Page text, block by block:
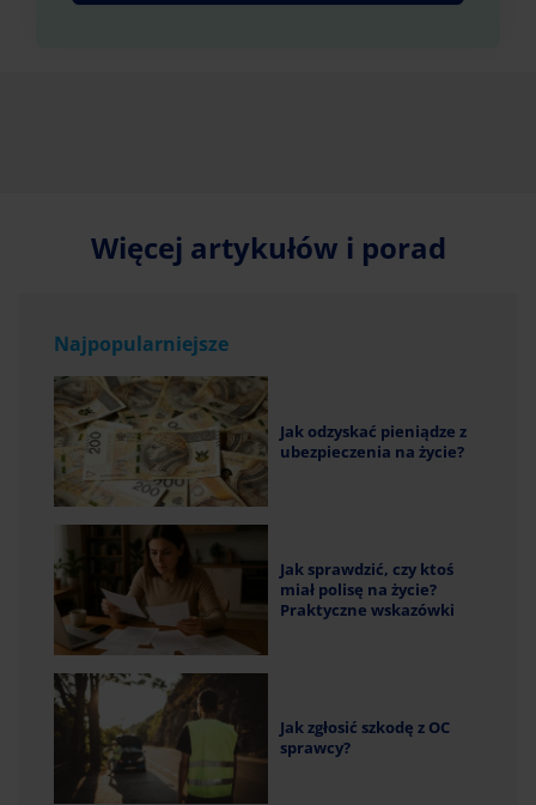
Więcej artykułów i porad
Najpopularniejsze
Jak odzyskać pieniądze z
ubezpieczenia na życie?
Jak sprawdzić, czy ktoś
miał polisę na życie?
Praktyczne wskazówki
Jak zgłosić szkodę z OC
sprawcy?